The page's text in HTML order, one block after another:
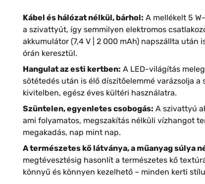
Kábel és hálózat nélkül, bárhol: A mellékelt 5
a szivattyút, így semmilyen elektromos
akkumulátor (7,4 V | 2 000 mAh) napszállta után
órán keresztül.
Hangulat az esti kertben: A LED-világítás
sötétedés után is élő díszítőelemmé varázsolja a
kivitelben, egész éves kültéri használatra.
Szüntelen, egyenletes csobogás: A szivattyú
ami folyamatos, megszakítás nélküli vízhangot
megakadás, nap mint nap.
A természetes kő látványa, a műanyag súlya
megtévesztésig hasonlít a természetes kő
könnyű és könnyen kezelhető – minden kerti